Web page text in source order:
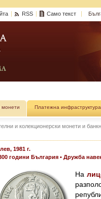
RSS Само текст
монети Платежна инфраструктура
и колекционерски монети и
1981 г.
години България • Дружба
На